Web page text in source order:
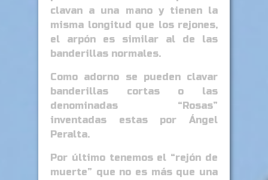
clavan a una mano y tienen la
misma longitud que los rejones,
el arpón es similar al de las
banderillas normales.
Como adorno se pueden clavar
banderillas cortas o las
denominadas “Rosas”
inventadas estas por Ángel
Peralta.
Por último tenemos el “rejón de
muerte” que no es más que una